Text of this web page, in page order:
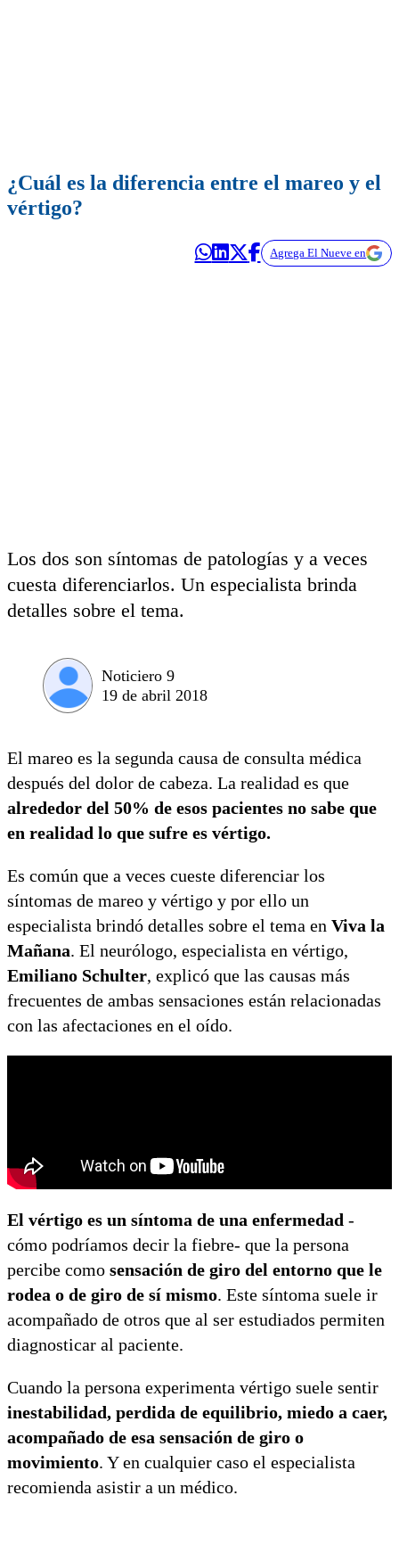
¿Cuál es la diferencia entre el mareo y el
vértigo?
Agrega El Nueve en
Los dos son síntomas de patologías y a veces
cuesta diferenciarlos. Un especialista brinda
detalles sobre el tema.
Noticiero 9
19 de abril 2018
El mareo es la segunda causa de consulta médica
después del dolor de cabeza. La realidad es que
alrededor del 50% de esos pacientes no sabe que
en realidad lo que sufre es vértigo.
Es común que a veces cueste diferenciar los
síntomas de mareo y vértigo y por ello un
especialista brindó detalles sobre el tema en Viva la
Mañana. El neurólogo, especialista en vértigo,
Emiliano Schulter, explicó que las causas más
frecuentes de ambas sensaciones están relacionadas
con las afectaciones en el oído.
El vértigo es un síntoma de una enfermedad -
cómo podríamos decir la fiebre- que la persona
percibe como sensación de giro del entorno que le
rodea o de giro de sí mismo. Este síntoma suele ir
acompañado de otros que al ser estudiados permiten
diagnosticar al paciente.
Cuando la persona experimenta vértigo suele sentir
inestabilidad, perdida de equilibrio, miedo a caer,
acompañado de esa sensación de giro o
movimiento. Y en cualquier caso el especialista
recomienda asistir a un médico.